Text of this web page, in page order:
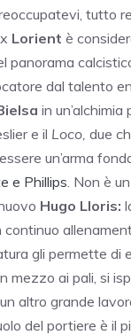
tutto
Lorient è
panorama
dal talento
in
e il Loco, due
un’arma
e Phillips. Non è
Hugo Lloris:
gli permette di
mezzo ai pali, si
un altro grande
del portiere è il